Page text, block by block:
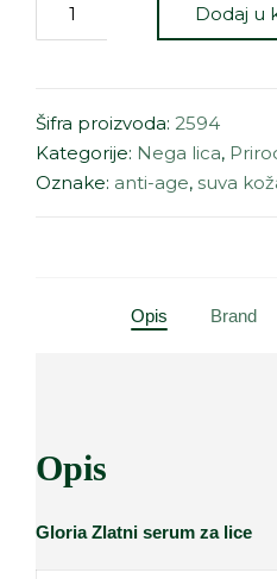
Dodaj u
Šifra proizvoda: 2594
Kategorije: Nega lica,
Oznake: anti-age, suva
Opis Brand
Opis
Gloria Zlatni serum za lice